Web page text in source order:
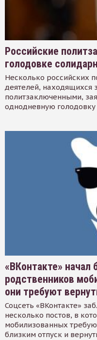
Российские
голодовке
Несколько российских
деятелей, находящихся
политзаключенными,
однодневную голодовку
«ВКонтакте» начал
родственников
они требуют
Соцсеть «ВКонтакте»
несколько постов, в
мобилизованных
близким отпуск и